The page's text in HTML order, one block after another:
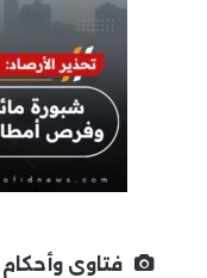
فتاوى وأحكام